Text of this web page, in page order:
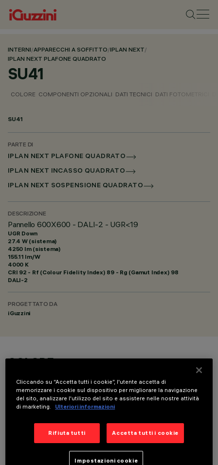
INTERNI/APPARECCHI A SOFFITTO/IPLAN NEXT/
IPLAN NEXT PLAFONE QUADRATO
SU41
COLORE COMPONENTI OPZIONALI DATI TECNICI DATI FOTOMETRICI
SU41
PARTE DI
IPLAN NEXT PLAFONE QUADRATO
IPLAN NEXT INCASSO QUADRATO
IPLAN NEXT SOSPENSIONE QUADRATO
DESCRIZIONE
Pannello 600X600 - DALI-2 - UGR<19
UGR Down
27.4 W (sistema)
4250 lm (sistema)
155.11 lm/W
4000 K
CRI 92 - Rf (Colour Fidelity Index) 89 - Rg (Gamut Index) 98
DALI-2
PROGETTATO DA
iGuzzini
COLORE
COMPONENTI OPZIONALI
Cliccando su “Accetta tutti i cookie”, l'utente accetta di
memorizzare i cookie sul dispositivo per migliorare la navigazione
del sito, analizzare l'utilizzo del sito e assistere nelle nostre attività
di marketing.
Ulteriori informazioni
Rifiuta tutti Accetta tutti i cookie
Impostazioni cookie